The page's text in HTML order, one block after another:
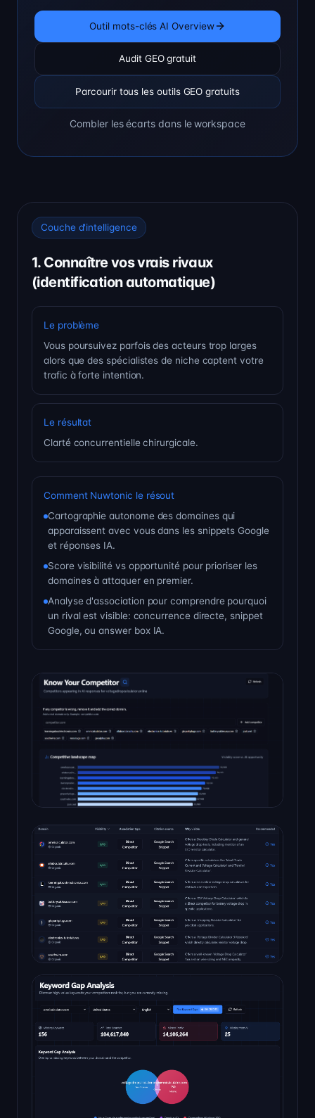
Outil mots-clés AI Overview
Audit GEO gratuit
Parcourir tous les outils GEO gratuits
Combler les écarts dans le workspace
Couche d'intelligence
1. Connaître vos vrais rivaux
(identification automatique)
Le problème
Vous poursuivez parfois des acteurs trop larges
alors que des spécialistes de niche captent votre
trafic à forte intention.
Le résultat
Clarté concurrentielle chirurgicale.
Comment Nuwtonic le résout
Cartographie autonome des domaines qui
apparaissent avec vous dans les snippets Google
et réponses IA.
Score visibilité vs opportunité pour prioriser les
domaines à attaquer en premier.
Analyse d'association pour comprendre pourquoi
un rival est visible: concurrence directe, snippet
Google, ou answer box IA.